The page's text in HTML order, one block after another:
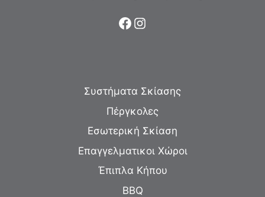
Facebook
Instagram
Συστήματα Σκίασης
Πέργκολες
Εσωτερική Σκίαση
Επαγγελματικοι Χώροι
Έπιπλα Κήπου
BBQ